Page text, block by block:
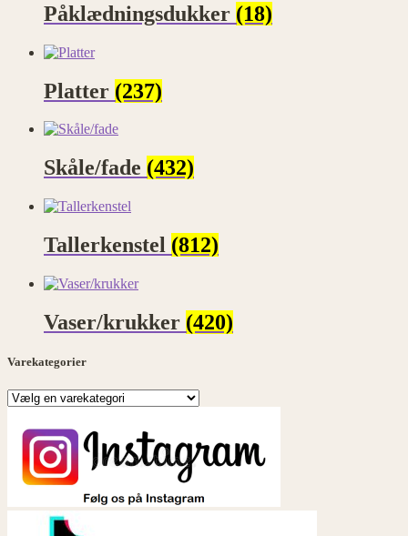
Påklædningsdukker (18)
Platter (237)
Skåle/fade (432)
Tallerkenstel (812)
Vaser/krukker (420)
Varekategorier